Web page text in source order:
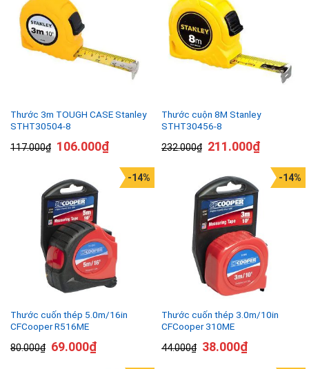
Thước 3m TOUGH CASE Stanley
STHT30504-8
117.000₫ 106.000₫
Thước cuộn 8M Stanley
STHT30456-8
232.000₫ 211.000₫
Thước cuốn thép 5.0m/16in
CFCooper R516ME
80.000₫
-14%
69.000₫
Thước cuốn thép 3.0m/10in
CFCooper 310ME
44.000₫
-14%
38.000₫